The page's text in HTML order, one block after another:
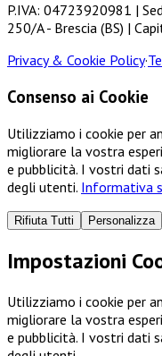
P.IVA: 04723920981 |
250/A - Brescia (BS) |
Privacy & Cookie Policy·
Consenso ai Cookie
Utilizziamo i cookie per
migliorare la vostra
e pubblicità. I vostri dati
degli utenti. Informativa
Rifiuta Tutti Personalizza
Impostazioni
Utilizziamo i cookie per
migliorare la vostra
e pubblicità. I vostri dati